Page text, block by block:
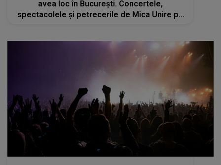
avea loc în București. Concertele,
spectacolele și petrecerile de Mica Unire pe